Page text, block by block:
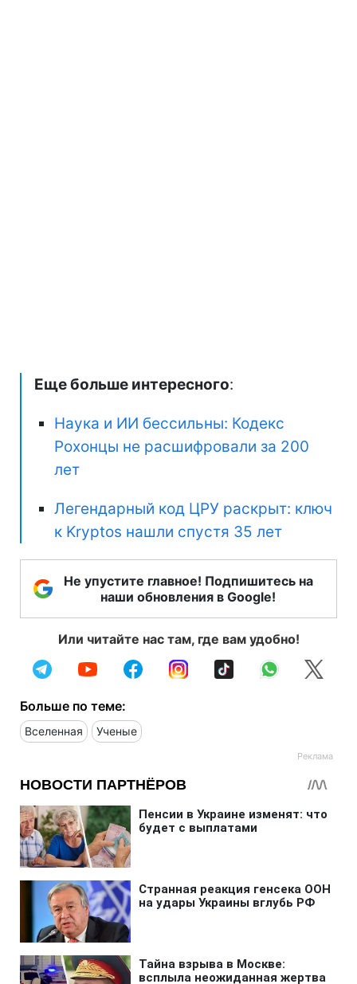
Еще больше интересного:
Наука и ИИ бессильны: Кодекс
Рохонцы не расшифровали за 200
лет
Легендарный код ЦРУ раскрыт: ключ
к Kryptos нашли спустя 35 лет
Не упустите главное! Подпишитесь на
наши обновления в Google!
Или читайте нас там, где вам удобно!
Больше по теме:
Вселенная Ученые